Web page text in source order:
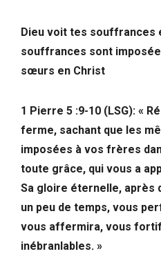
Dieu voit tes souffrances
souffrances sont
sœurs en Christ
1 Pierre 5 :9-10 (LSG): «
ferme, sachant que les
imposées à vos frères
toute grâce, qui vous a
Sa gloire éternelle, après
un peu de temps, vous
vous affermira, vous
inébranlables. »